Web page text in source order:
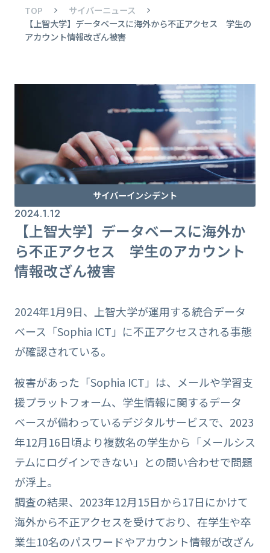
TOP
サイバーニュース
【上智大学】データベースに海外から不正アクセス 学生の
アカウント情報改ざん被害
サイバーインシデント
2024.1.12
【上智大学】データベースに海外か
ら不正アクセス 学生のアカウント
情報改ざん被害
2024年1月9日、上智大学が運用する統合データ
ベース「Sophia ICT」に不正アクセスされる事態
が確認されている。
被害があった「Sophia ICT」は、メールや学習支
援プラットフォーム、学生情報に関するデータ
ベースが備わっているデジタルサービスで、2023
年12月16日頃より複数名の学生から「メールシス
テムにログインできない」との問い合わせで問題
が浮上。
調査の結果、2023年12月15日から17日にかけて
海外から不正アクセスを受けており、在学生や卒
業生10名のパスワードやアカウント情報が改ざん